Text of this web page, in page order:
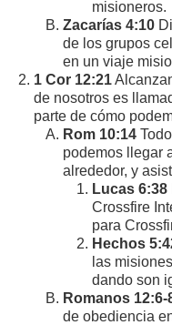
misioneros.
Zacarías 4:10
de los grupos
en un viaje
1 Cor 12:21
de nosotros es
parte de cómo
Rom 10:14
podemos llegar
alrededor, y
Lucas 6:38
Crossfire
para
Hechos
las
dando son
Romanos 12:6-
de obediencia